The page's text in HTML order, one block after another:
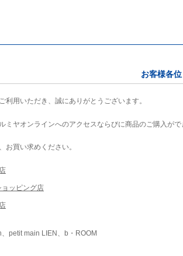
お客様各位
利用いただき、誠にありがとうございます。
ミヤオンラインへのアクセスならびに商品のご購入がで
お買い求めください。
ッピング店
petit main LIEN、b・ROOM